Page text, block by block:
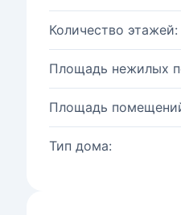
Количество этажей:
Площадь нежилых
Площадь
Тип дома: